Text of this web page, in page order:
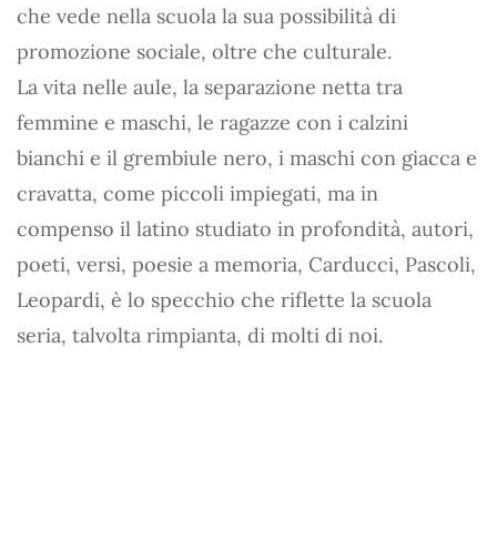
che vede nella scuola la sua possibilità di
promozione sociale, oltre che culturale.
La vita nelle aule, la separazione netta tra
femmine e maschi, le ragazze con i calzini
bianchi e il grembiule nero, i maschi con giacca e
cravatta, come piccoli impiegati, ma in
compenso il latino studiato in profondità, autori,
poeti, versi, poesie a memoria, Carducci, Pascoli,
Leopardi, è lo specchio che riflette la scuola
seria, talvolta rimpianta, di molti di noi.